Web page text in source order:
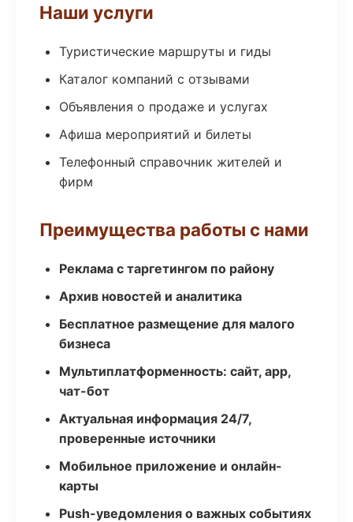
Наши услуги
Туристические маршруты и гиды
Каталог компаний с отзывами
Объявления о продаже и услугах
Афиша мероприятий и билеты
Телефонный справочник жителей и
фирм
Преимущества работы с нами
Реклама с таргетингом по району
Архив новостей и аналитика
Бесплатное размещение для малого
бизнеса
Мультиплатформенность: сайт, app,
чат-бот
Актуальная информация 24/7,
проверенные источники
Мобильное приложение и онлайн-
карты
Push-уведомления о важных событиях